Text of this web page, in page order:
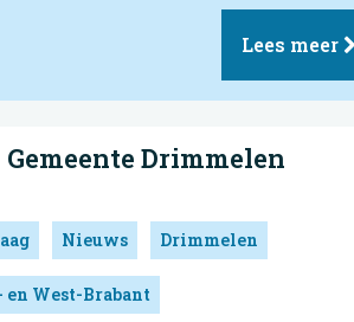
Lees meer
Drimmelen
Nieuws Drimmelen
West-Brabant